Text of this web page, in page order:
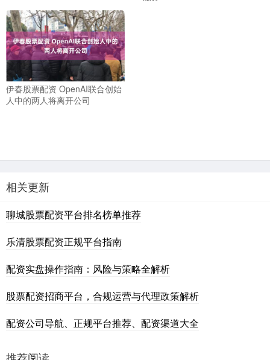
伊春股票配资 OpenAI联合创始
人中的两人将离开公司
相关更新
聊城股票配资平台排名榜单推荐
乐清股票配资正规平台指南
配资实盘操作指南：风险与策略全解析
股票配资招商平台，合规运营与代理政策解析
配资公司导航、正规平台推荐、配资渠道大全